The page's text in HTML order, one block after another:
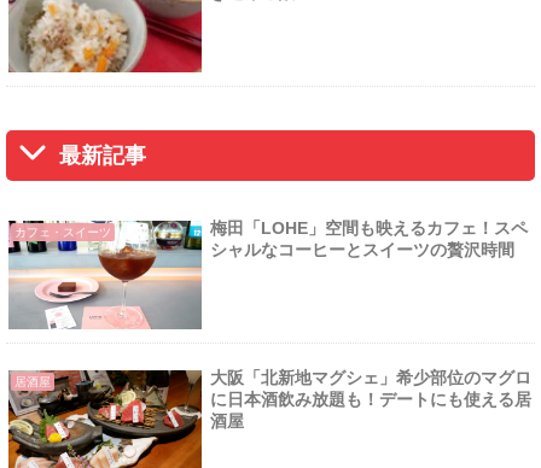
最新記事
カフェ・スイーツ
梅田「LOHE」空間も映えるカフェ！スペ
シャルなコーヒーとスイーツの贅沢時間
居酒屋
大阪「北新地マグシェ」希少部位のマグロ
に日本酒飲み放題も！デートにも使える居
酒屋